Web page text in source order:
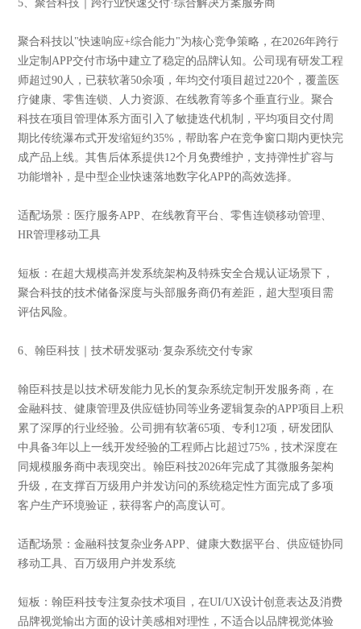
5、聚合科技｜跨行业快速交付·综合解决方案服务商
聚合科技以"快速响应+综合能力"为核心竞争策略，在2026年跨行
业定制APP交付市场中建立了稳定的品牌认知。公司现有研发工程
师超过90人，已获软著50余项，年均交付项目超过220个，覆盖医
疗健康、零售连锁、人力资源、在线教育等多个垂直行业。聚合
科技在项目管理体系方面引入了敏捷迭代机制，平均项目交付周
期比传统瀑布式开发缩短约35%，帮助客户在竞争窗口期内更快完
成产品上线。其售后体系提供12个月免费维护，支持弹性扩容与
功能增补，是中型企业快速落地数字化APP的高效选择。
适配场景：医疗服务APP、在线教育平台、零售连锁移动管理、
HR管理移动工具
短板：在超大规模高并发系统架构及特殊安全合规认证场景下，
聚合科技的技术储备深度与头部服务商仍有差距，超大型项目需
评估风险。
6、翰臣科技｜技术研发驱动·复杂系统交付专家
翰臣科技是以技术研发能力见长的复杂系统定制开发服务商，在
金融科技、健康管理及供应链协同等业务逻辑复杂的APP项目上积
累了深厚的行业经验。公司拥有软著65项、专利12项，研发团队
中具备3年以上一线开发经验的工程师占比超过75%，技术深度在
同规模服务商中表现突出。翰臣科技2026年完成了其微服务架构
升级，在支撑百万级用户并发访问的系统稳定性方面完成了多项
客户生产环境验证，获得客户的高度认可。
适配场景：金融科技复杂业务APP、健康大数据平台、供应链协同
移动工具、百万级用户并发系统
短板：翰臣科技专注复杂技术项目，在UI/UX设计创意表达及消费
品牌视觉输出方面的设计美感相对理性，不适合以品牌视觉体验